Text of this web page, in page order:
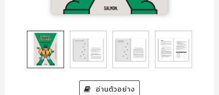
อ่านตัวอย่าง